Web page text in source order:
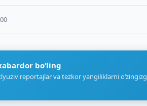
bo‘ling
reportajlar va tezkor yangiliklarni